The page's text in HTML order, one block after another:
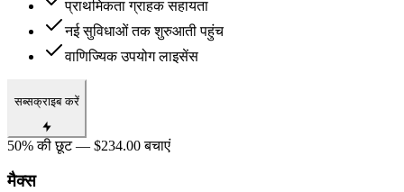
प्राथमिकता ग्राहक सहायता
नई सुविधाओं तक शुरुआती पहुंच
वाणिज्यिक उपयोग लाइसेंस
सब्सक्राइब करें
50% की छूट — $234.00 बचाएं
मैक्स